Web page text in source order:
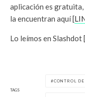
aplicación es gratuita,
la encuentran aquí [
Lo leímos en Slashdot [
TAGS
CONTROL